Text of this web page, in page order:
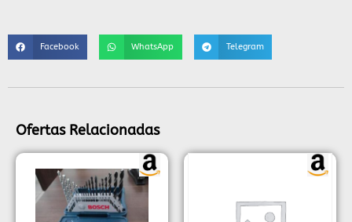
Facebook WhatsApp Telegram
Ofertas Relacionadas